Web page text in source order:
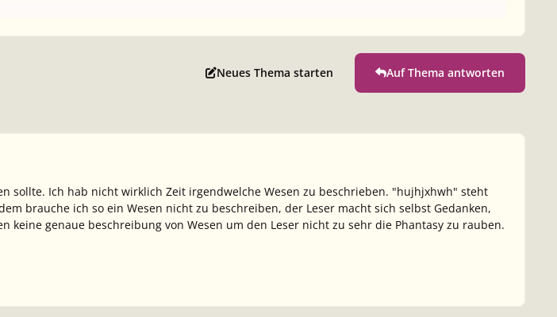
Neues Thema starten Auf Thema antworten
sollte. Ich hab nicht wirklich Zeit irgendwelche Wesen zu beschrieben. "hujhjxhwh" steht
brauche ich so ein Wesen nicht zu beschreiben, der Leser macht sich selbst Gedanken,
keine genaue beschreibung von Wesen um den Leser nicht zu sehr die Phantasy zu rauben.